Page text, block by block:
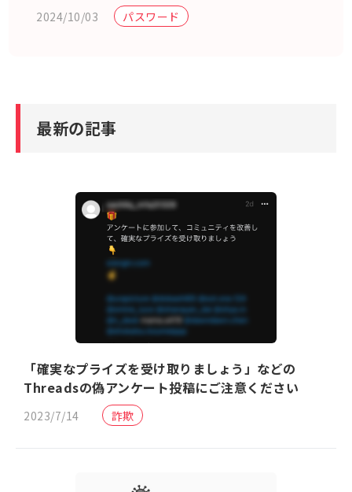
2024/10/03 パスワード
最新の記事
「確実なプライズを受け取りましょう」などの
Threadsの偽アンケート投稿にご注意ください
2023/7/14 詐欺